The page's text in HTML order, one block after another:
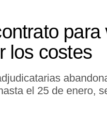
los costes
el 25 de enero,